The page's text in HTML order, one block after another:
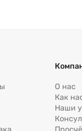
О нас
Как
Наши